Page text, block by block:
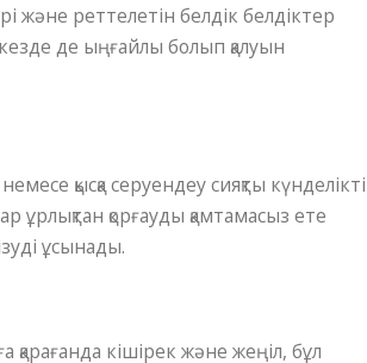
және реттелетін белдік белдіктер
де ыңғайлы болып қалуын
қысқа серуендеу сияқты күнделікті
қорғауды қамтамасыз ете
ұсынады.
қарағанда кішірек және жеңіл, бұл